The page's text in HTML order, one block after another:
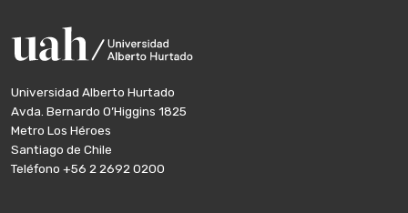
Universidad Alberto Hurtado
Avda. Bernardo O’Higgins 1825
Metro Los Héroes
Santiago de Chile
Teléfono +56 2 2692 0200